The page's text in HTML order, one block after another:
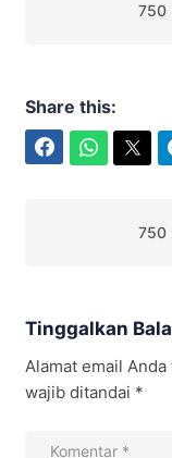
750
Share this:
750
Tinggalkan
Alamat email
wajib ditandai *